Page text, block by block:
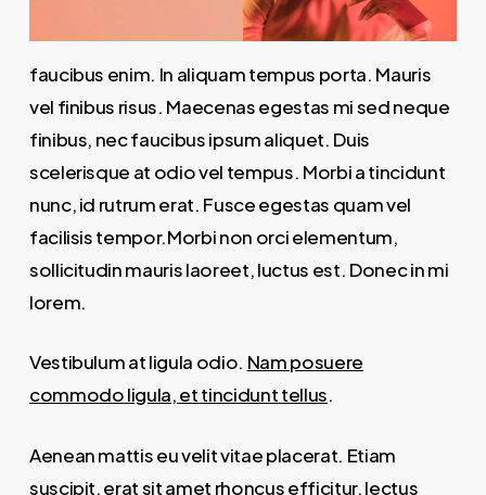
faucibus enim. In aliquam tempus porta. Mauris
vel finibus risus. Maecenas egestas mi sed neque
finibus, nec faucibus ipsum aliquet. Duis
scelerisque at odio vel tempus. Morbi a tincidunt
nunc, id rutrum erat. Fusce egestas quam vel
facilisis tempor.Morbi non orci elementum,
sollicitudin mauris laoreet, luctus est. Donec in mi
lorem.
Vestibulum at ligula odio. Nam posuere
commodo ligula, et tincidunt tellus.
Aenean mattis eu velit vitae placerat. Etiam
suscipit, erat sit amet rhoncus efficitur, lectus